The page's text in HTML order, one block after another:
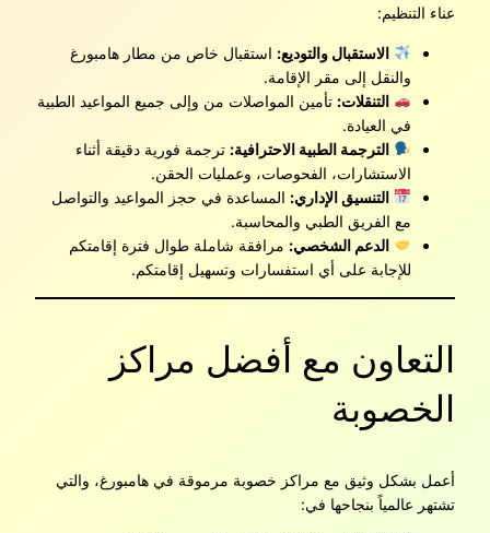
عناء التنظيم:
الاستقبال والتوديع: استقبال خاص من مطار هامبورغ
والنقل إلى مقر الإقامة.
التنقلات: تأمين المواصلات من وإلى جميع المواعيد الطبية
في العيادة.
الترجمة الطبية الاحترافية: ترجمة فورية دقيقة أثناء
الاستشارات، الفحوصات، وعمليات الحقن.
التنسيق الإداري: المساعدة في حجز المواعيد والتواصل
مع الفريق الطبي والمحاسبة.
الدعم الشخصي: مرافقة شاملة طوال فترة إقامتكم
للإجابة على أي استفسارات وتسهيل إقامتكم.
التعاون مع أفضل مراكز
الخصوبة
أعمل بشكل وثيق مع مراكز خصوبة مرموقة في هامبورغ، والتي
تشتهر عالمياً بنجاحها في: